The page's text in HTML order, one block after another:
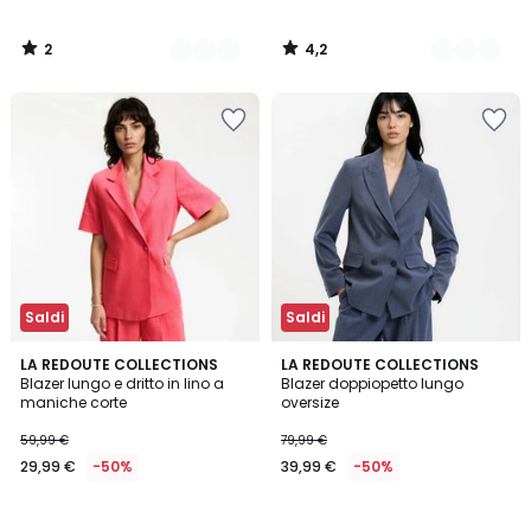
2
/
4,2
/
Saldi
LA REDOUTE COLLECTIONS
Blazer lungo e dritto in lino a
maniche corte
59,99 €
29,99 € -50%
5
/
5
Saldi
LA REDOUTE COLLECTIONS
Blazer doppiopetto lungo
oversize
79,99 €
39,99 € -50%